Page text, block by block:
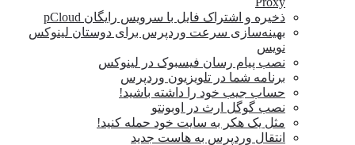
ذخیره و اشتراک فایل با سرویس رایگان pCloud
بهینه‌سازی سرعت وردپرس برای دوستان لینوکس
نویس
نصب پیام رسان فیسبوک در لینوکس
برنامه شما در تلویزیون وردپرس
حساب جیب خود را داشته باشید!
نصب گوگل ارث در اوبونتو
مثل یک هکر به سایت خود حمله کنید!
انتقال وردپرس به هاست جدید